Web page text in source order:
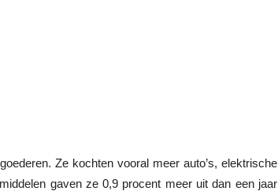
Ze kochten vooral meer auto’s, elektrische
gaven ze 0,9 procent meer uit dan een jaar